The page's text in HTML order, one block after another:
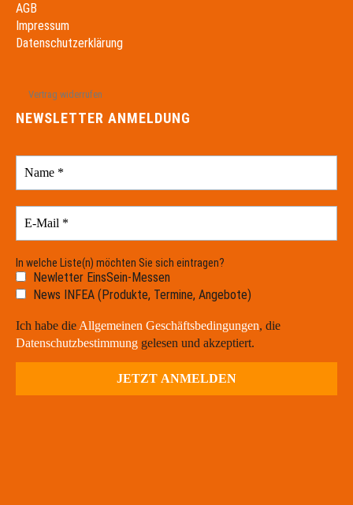
AGB
Impressum
Datenschutzerklärung
Vertrag widerrufen
NEWSLETTER ANMELDUNG
In welche Liste(n) möchten Sie sich eintragen?
Newletter EinsSein-Messen
News INFEA (Produkte, Termine, Angebote)
Ich habe die Allgemeinen Geschäftsbedingungen, die
Datenschutzbestimmung gelesen und akzeptiert.